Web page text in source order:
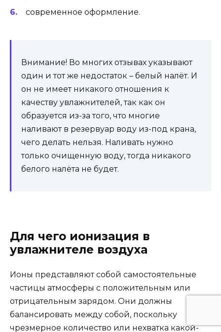
современное оформление.
Внимание! Во многих отзывах указывают
один и тот же недостаток – белый налёт. И
он не имеет никакого отношения к
качеству увлажнителей, так как он
образуется из-за того, что многие
наливают в резервуар воду из-под крана,
чего делать нельзя. Наливать нужно
только очищенную воду, тогда никакого
белого налёта не будет.
Для чего ионизация в
увлажнителе воздуха
Ионы представляют собой самостоятельные
частицы атмосферы с положительным или
отрицательным зарядом. Они должны
балансировать между собой, поскольку
чрезмерное количество или нехватка какой-